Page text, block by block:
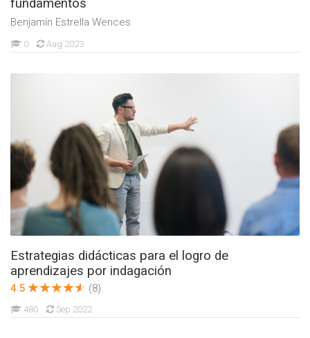
fundamentos
Benjamín Estrella Wences
0 Aug 2023
Estrategias didácticas para el logro de
aprendizajes por indagación
4.5 (8)
480 Sep 2022